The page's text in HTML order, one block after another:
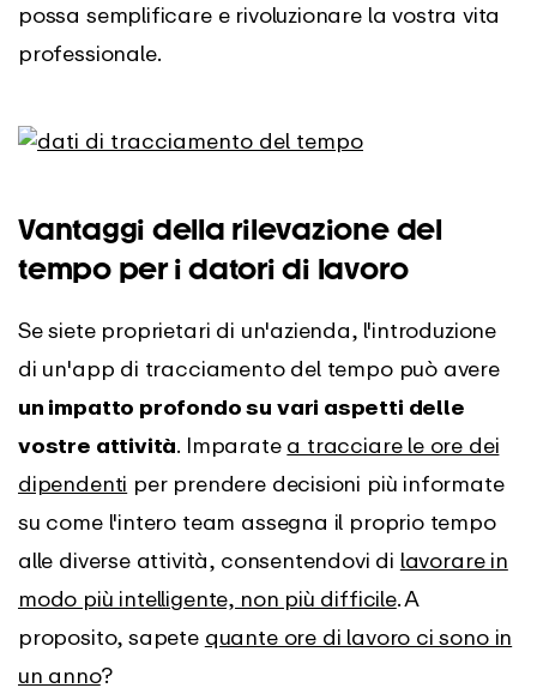
possa semplificare e rivoluzionare la vostra vita
professionale.
Vantaggi della rilevazione del
tempo per i datori di lavoro
Se siete proprietari di un'azienda, l'introduzione
di un'app di tracciamento del tempo può avere
un impatto profondo su vari aspetti delle
vostre attività. Imparate a tracciare le ore dei
dipendenti per prendere decisioni più informate
su come l'intero team assegna il proprio tempo
alle diverse attività, consentendovi di lavorare in
modo più intelligente, non più difficile. A
proposito, sapete quante ore di lavoro ci sono in
un anno?